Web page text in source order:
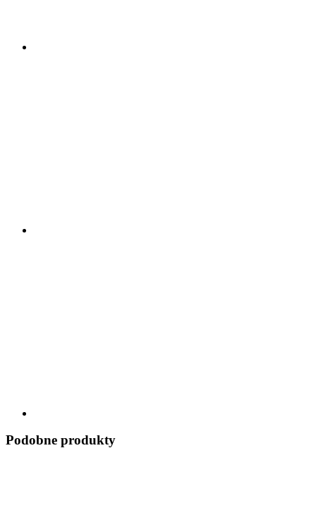
Podobne produkty